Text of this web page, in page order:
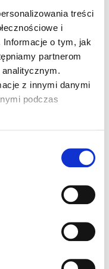
treści
i
o tym, jak
partnerom
z innymi danymi
podczas
długie weekendy
byliśmy